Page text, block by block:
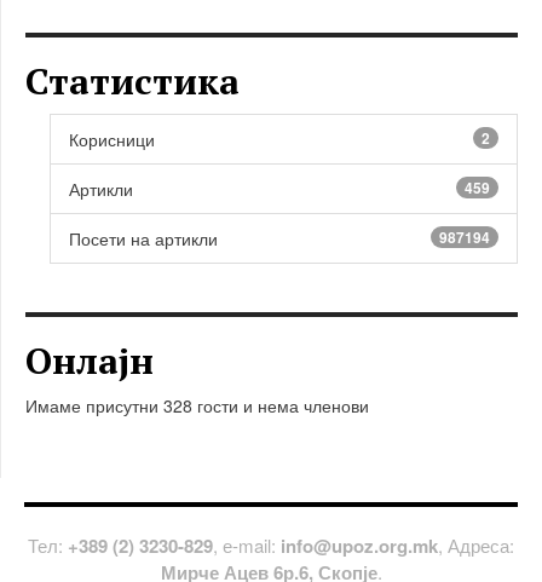
Статистика
Корисници 2
Артикли 459
Посети на артикли 987194
Онлајн
Имаме присутни 328 гости и нема членови
Тел: +389 (2) 3230-829, е-mail: info@upoz.org.mk, Адреса:
Мирче Ацев 6р.6, Скопје.